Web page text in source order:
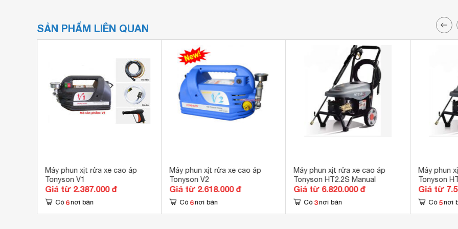
SẢN PHẨM LIÊN QUAN
Máy phun xịt rửa xe cao áp
Tonyson V1
Giá từ 2.387.000 đ
Có 6 nơi bán
Máy phun xịt rửa xe cao áp
Tonyson V2
Giá từ 2.618.000 đ
Có 6 nơi bán
Máy phun xịt rửa xe cao áp
Tonyson HT2.2S Manual
Giá từ 6.820.000 đ
Có 3 nơi bán
Máy phun
Tonyson
Giá từ
Có 5 nơi